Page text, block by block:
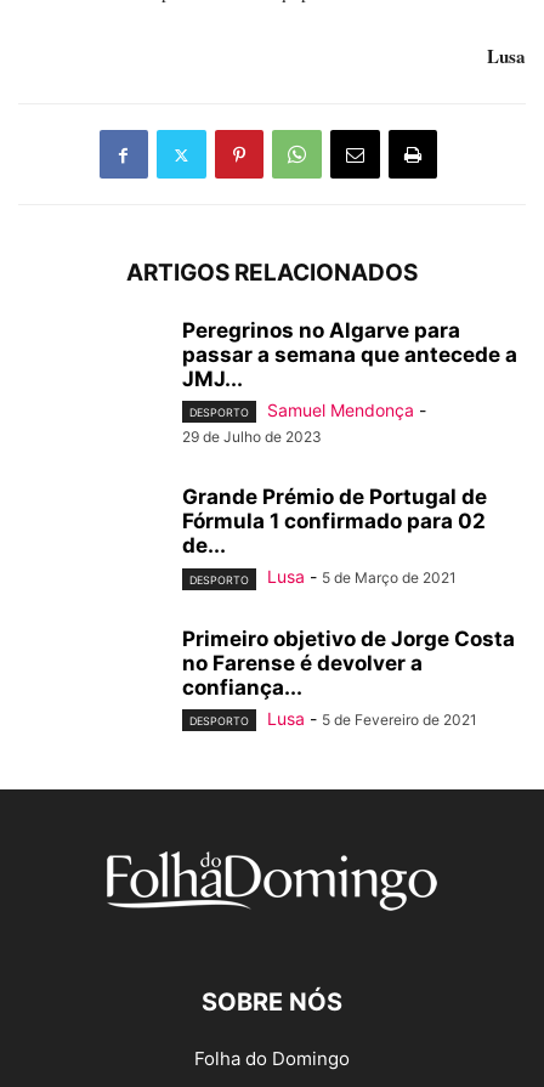
Lusa
ARTIGOS RELACIONADOS
Peregrinos no Algarve para
passar a semana que antecede a
JMJ...
DESPORTO Samuel Mendonça -
29 de Julho de 2023
Grande Prémio de Portugal de
Fórmula 1 confirmado para 02
de...
DESPORTO Lusa - 5 de Março de 2021
Primeiro objetivo de Jorge Costa
no Farense é devolver a
confiança...
DESPORTO Lusa - 5 de Fevereiro de 2021
SOBRE NÓS
Folha do Domingo